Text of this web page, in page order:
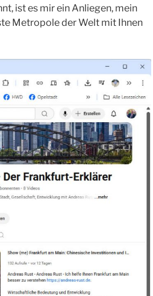
ist es mir ein Anliegen, mein
Metropole der Welt mit Ihnen